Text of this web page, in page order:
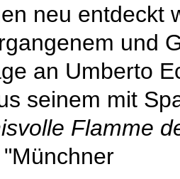
neu entdeckt
und
an Umberto
seinem mit
Flamme